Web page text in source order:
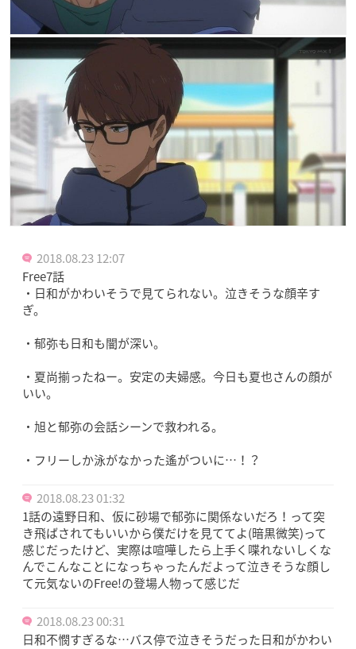
2018.08.23 12:07
Free7話
・日和がかわいそうで見てられない。泣きそうな顔辛す
ぎ。
・郁弥も日和も闇が深い。
・夏尚揃ったねー。安定の夫婦感。今日も夏也さんの顔が
いい。
・旭と郁弥の会話シーンで救われる。
・フリーしか泳がなかった遙がついに…！？
2018.08.23 01:32
1話の遠野日和、仮に砂場で郁弥に関係ないだろ！って突
き飛ばされてもいいから僕だけを見ててよ(暗黒微笑)って
感じだったけど、実際は喧嘩したら上手く喋れないしくな
んでこんなことになっちゃったんだよって泣きそうな顔し
て元気ないのFree!の登場人物って感じだ
2018.08.23 00:31
日和不憫すぎるな…バス停で泣きそうだった日和がかわい